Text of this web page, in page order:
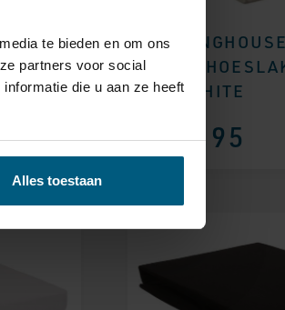
te bieden en om ons
partners voor social
die u aan ze heeft
Alles toestaan
–
LYCRA
OFF-WHITE
37,95